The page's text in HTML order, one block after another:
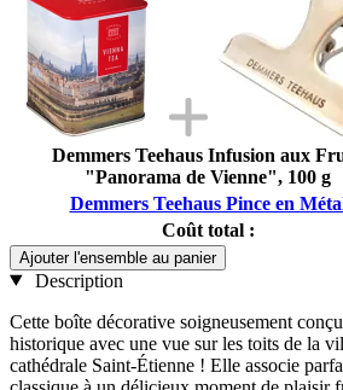
Demmers Teehaus Infusion aux
"Panorama de Vienne", 100 g
Demmers Teehaus Pince en
Coût total :
Ajouter l'ensemble au panier
Description
Cette boîte décorative soigneusement
historique avec une vue sur les toits de la
cathédrale Saint-Étienne ! Elle associe